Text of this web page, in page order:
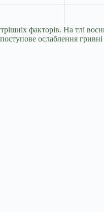
факторів. На тлі
ослаблення